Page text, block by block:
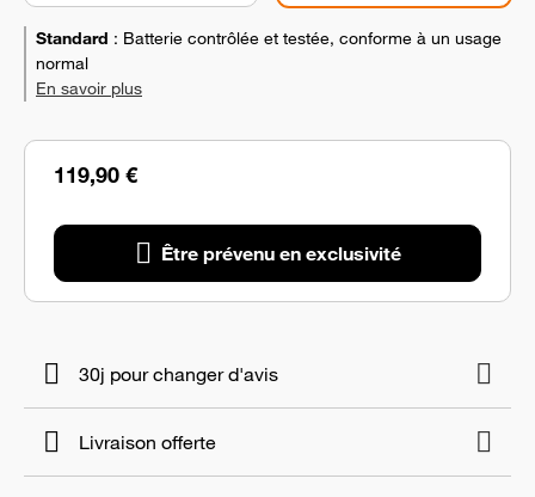
119,90 €
Être prévenu en exclusivité
Standard : Batterie contrôlée et testée, conforme à un usage
normal
En savoir plus
30j pour changer d'avis
Livraison offerte